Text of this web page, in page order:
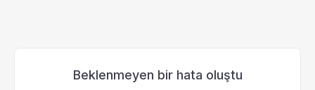
Beklenmeyen bir hata oluştu